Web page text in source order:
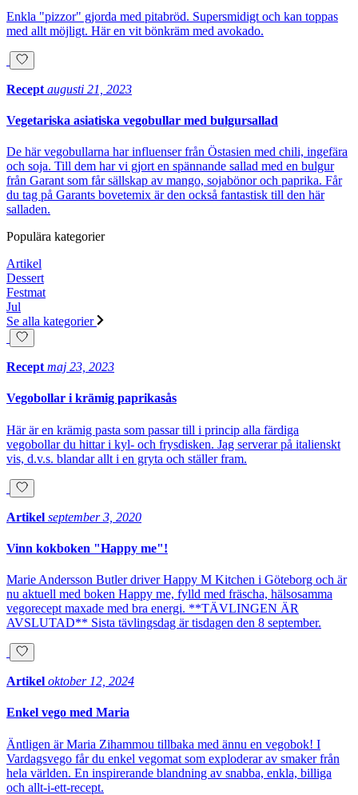
Enkla "pizzor" gjorda med pitabröd. Supersmidigt och kan toppas
med allt möjligt. Här en vit bönkräm med avokado.
Recept augusti 21, 2023
Vegetariska asiatiska vegobullar med bulgursallad
De här vegobullarna har influenser från Östasien med chili, ingefära
och soja. Till dem har vi gjort en spännande sallad med en bulgur
från Garant som får sällskap av mango, sojabönor och paprika. Får
du tag på Garants bovetemix är den också fantastisk till den här
salladen.
Populära kategorier
Artikel
Dessert
Festmat
Jul
Se alla kategorier
Recept maj 23, 2023
Vegobollar i krämig paprikasås
Här är en krämig pasta som passar till i princip alla färdiga
vegobollar du hittar i kyl- och frysdisken. Jag serverar på italienskt
vis, d.v.s. blandar allt i en gryta och ställer fram.
Artikel september 3, 2020
Vinn kokboken "Happy me"!
Marie Andersson Butler driver Happy M Kitchen i Göteborg och är
nu aktuell med boken Happy me, fylld med fräscha, hälsosamma
vegorecept maxade med bra energi. **TÄVLINGEN ÄR
AVSLUTAD** Sista tävlingsdag är tisdagen den 8 september.
Artikel oktober 12, 2024
Enkel vego med Maria
Äntligen är Maria Zihammou tillbaka med ännu en vegobok! I
Vardagsvego får du enkel vegomat som exploderar av smaker från
hela världen. En inspirerande blandning av snabba, enkla, billiga
och allt-i-ett-recept.